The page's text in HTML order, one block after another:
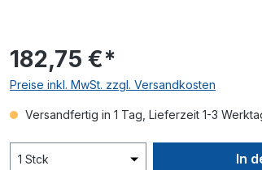
182,75 €*
Preise inkl. MwSt. zzgl. Versandkosten
Versandfertig in 1 Tag, Lieferzeit 1-3
In